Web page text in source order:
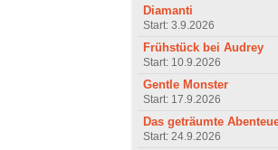
Diamanti
Start: 3.9.2026
Frühstück bei Audrey
Start: 10.9.2026
Gentle Monster
Start: 17.9.2026
Das geträumte
Start: 24.9.2026